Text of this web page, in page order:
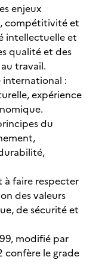
enjeux
compétitivité et
intellectuelle et
qualité et des
travail.
:
expérience
du
faire respecter
des valeurs
de sécurité et
modifié par
confère le grade